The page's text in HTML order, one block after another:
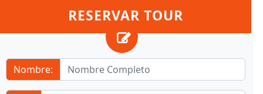
RESERVAR TOUR
Nombre: